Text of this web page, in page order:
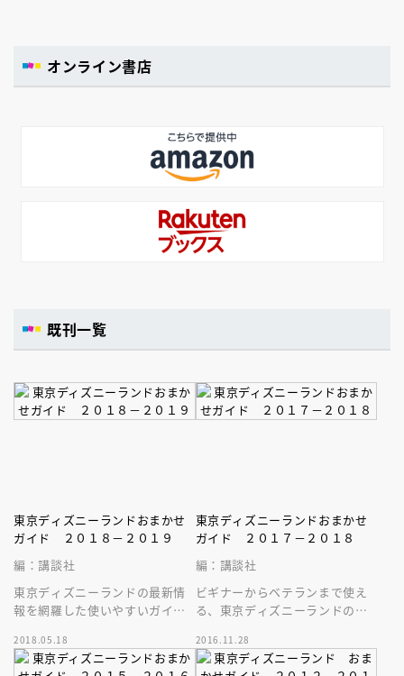
オンライン書店
既刊一覧
東京ディズニーランドおまかせ
ガイド ２０１８－２０１９
編：講談社
東京ディズニーランドの最新情
報を網羅した使いやすいガイド
リニューアル新情報も見やすく
フォロー！
2018.05.18
東京ディズニーランドおまかせ
ガイド ２０１７－２０１８
編：講談社
ビギナーからベテランまで使え
る、東京ディズニーランドの最
ク！シールやポストカードなど
特典いっぱい！
2016.11.28